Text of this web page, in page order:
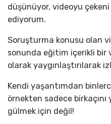
düşünüyor, videoyu
ediyorum.
Soruşturma konusu olan
sonunda eğitim içerikli
olarak yaygınlaştırılarak
Kendi yaşantımdan
örnekten sadece birkaçını
gülmek için değil!